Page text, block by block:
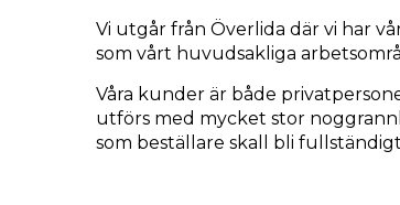
Vi utgår från Överlida där vi har
som vårt huvudsakliga
Våra kunder är både
utförs med mycket stor
som beställare skall bli